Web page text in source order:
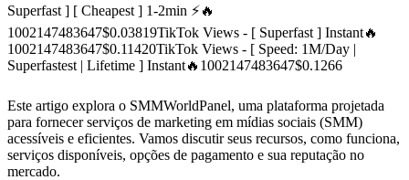
Superfast ] [ Cheapest ] 1-2min ⚡️🔥
1002147483647$0.03819TikTok Views - [ Superfast ] Instant🔥
1002147483647$0.11420TikTok Views - [ Speed: 1M/Day |
Superfastest | Lifetime ] Instant🔥 1002147483647$0.1266
Este artigo explora o SMMWorldPanel, uma plataforma projetada
para fornecer serviços de marketing em mídias sociais (SMM)
acessíveis e eficientes. Vamos discutir seus recursos, como funciona,
serviços disponíveis, opções de pagamento e sua reputação no
mercado.